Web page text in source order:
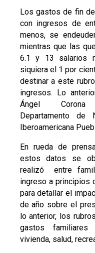
Los gastos de fin
con ingresos de
menos, se
mientras que las
6.1 y 13 salarios
siquiera el 1 por
destinar a este
ingresos. Lo
Ángel Corona
Departamento de
Iberoamericana
En rueda de
estos datos se
realizó entre
ingreso a principios
para detallar el
de año sobre el
lo anterior, los
gastos familiares
vivienda, salud,